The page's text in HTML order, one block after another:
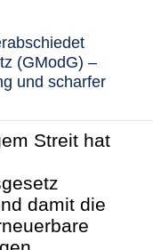
(GModG) –
und scharfer
Streit hat
damit die